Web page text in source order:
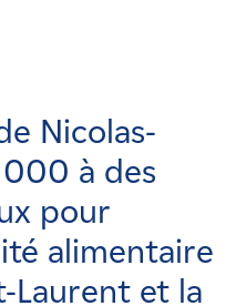
Nicolas-
à des
pour
alimentaire
Laurent et la